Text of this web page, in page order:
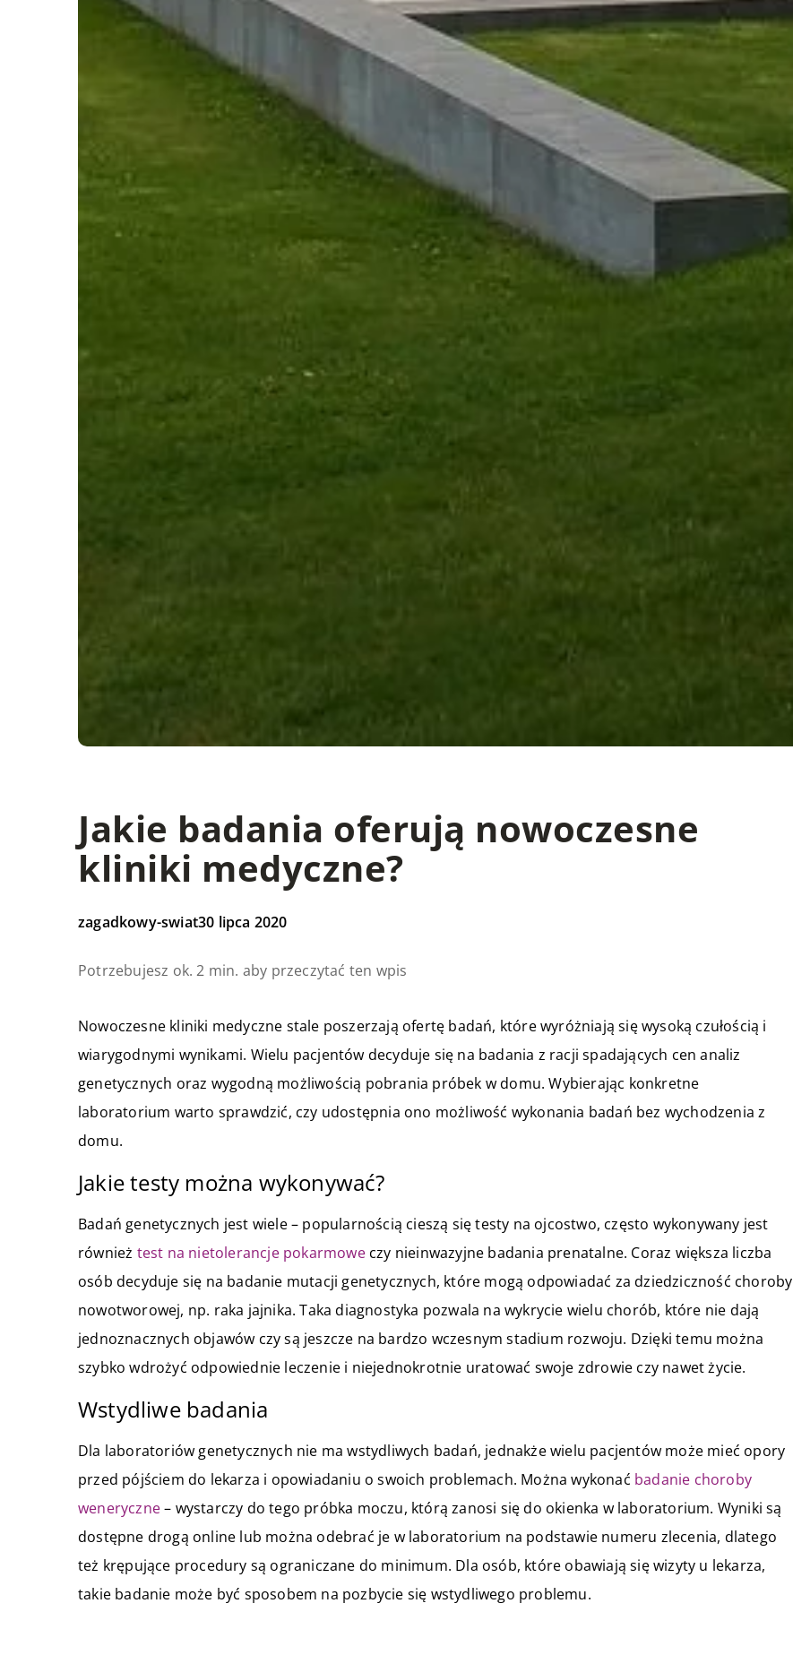
Jakie badania oferują nowoczesne
kliniki medyczne?
zagadkowy-swiat30 lipca 2020
Potrzebujesz ok. 2 min. aby przeczytać ten wpis
Nowoczesne kliniki medyczne stale poszerzają ofertę badań, które wyróżniają się wysoką czułością i
wiarygodnymi wynikami. Wielu pacjentów decyduje się na badania z racji spadających cen analiz
genetycznych oraz wygodną możliwością pobrania próbek w domu. Wybierając konkretne
laboratorium warto sprawdzić, czy udostępnia ono możliwość wykonania badań bez wychodzenia z
domu.
Jakie testy można wykonywać?
Badań genetycznych jest wiele – popularnością cieszą się testy na ojcostwo, często wykonywany jest
również test na nietolerancje pokarmoweczy nieinwazyjne badania prenatalne. Coraz większa liczba
osób decyduje się na badanie mutacji genetycznych, które mogą odpowiadać za dziedziczność choroby
nowotworowej, np. raka jajnika. Taka diagnostyka pozwala na wykrycie wielu chorób, które nie dają
jednoznacznych objawów czy są jeszcze na bardzo wczesnym stadium rozwoju. Dzięki temu można
szybko wdrożyć odpowiednie leczenie i niejednokrotnie uratować swoje zdrowie czy nawet życie.
Wstydliwe badania
Dla laboratoriów genetycznych nie ma wstydliwych badań, jednakże wielu pacjentów może mieć opory
przed pójściem do lekarza i opowiadaniu o swoich problemach. Można wykonać badanie choroby
weneryczne– wystarczy do tego próbka moczu, którą zanosi się do okienka w laboratorium. Wyniki są
dostępne drogą online lub można odebrać je w laboratorium na podstawie numeru zlecenia, dlatego
też krępujące procedury są ograniczane do minimum. Dla osób, które obawiają się wizyty u lekarza,
takie badanie może być sposobem na pozbycie się wstydliwego problemu.